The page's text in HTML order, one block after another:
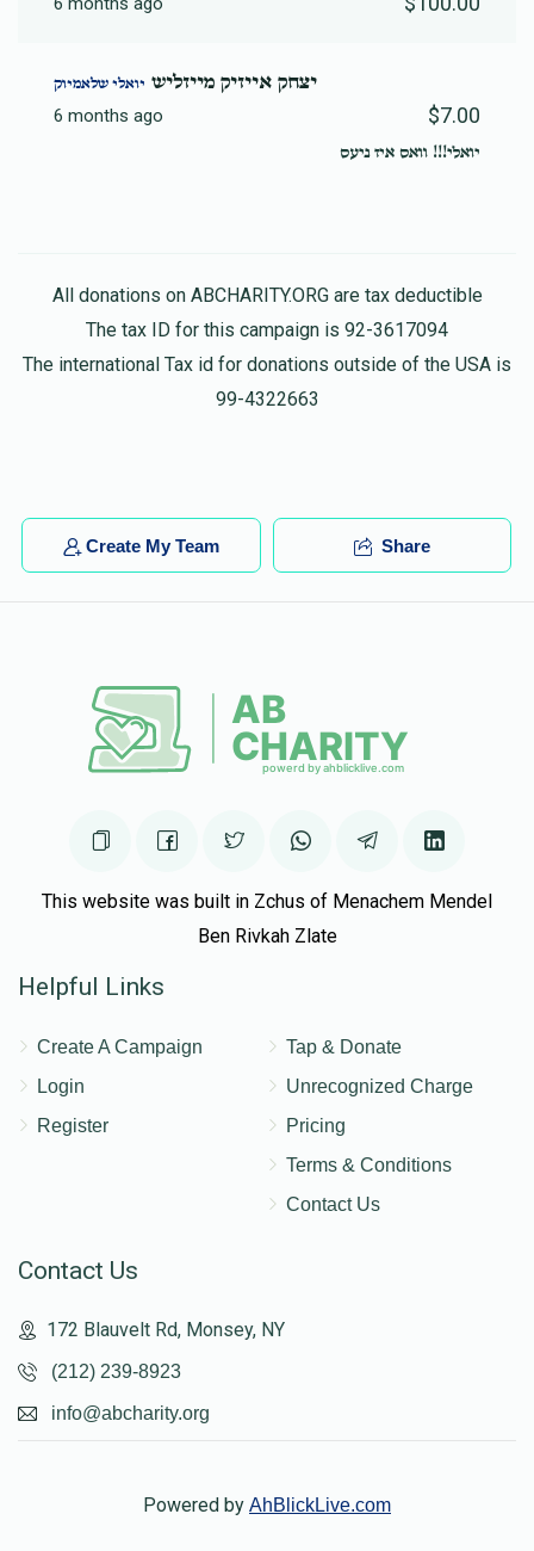
יצחק אייזיק מייזליש יואלי שלאמיוק
6 months ago $7.00
יואלי!!! וואס איז ניעס
All donations on ABCHARITY.ORG are tax deductible
The tax ID for this campaign is 92-3617094
The international Tax id for donations outside of the USA is
99-4322663
Create My Team Share
This website was built in Zchus of Menachem Mendel
Ben Rivkah Zlate
Helpful Links
Create A Campaign
Login
Register
Tap & Donate
Unrecognized Charge
Pricing
Terms & Conditions
Contact Us
Contact Us
172 Blauvelt Rd, Monsey, NY
(212) 239-8923
info@abcharity.org
Powered by AhBlickLive.com